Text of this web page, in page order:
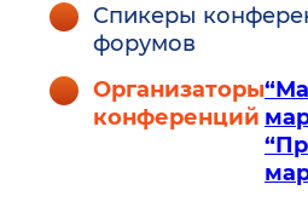
Спикеры
форумов
Организаторы
конференций